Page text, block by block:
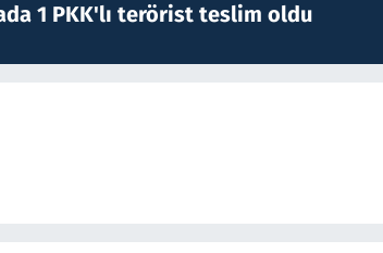
1 PKK'lı terörist teslim oldu